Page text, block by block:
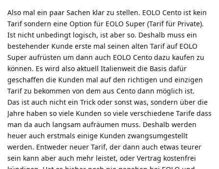
Also mal ein paar Sachen klar zu stellen. EOLO Cento ist kein
Tarif sondern eine Option für EOLO Super (Tarif für Private).
Ist nicht unbedingt logisch, ist aber so. Deshalb muss ein
bestehender Kunde erste mal seinen alten Tarif auf EOLO
Super aufrüsten um dann auch EOLO Cento dazu kaufen zu
können. Es wird also aktuell Italienweit die Basis dafür
geschaffen die Kunden mal auf den richtigen und einzigen
Tarif zu bekommen von dem aus Cento dann möglich ist.
Das ist auch nicht ein Trick oder sonst was, sondern über die
Jahre haben so viele Kunden so viele verschiedene Tarife dass
man da auch langsam aufräumen muss. Deshalb werden
heuer auch erstmals einige Kunden zwangsumgestellt
werden. Entweder neuer Tarif, der dann auch etwas teurer
sein kann aber auch mehr leistet, oder Vertrag kostenfrei